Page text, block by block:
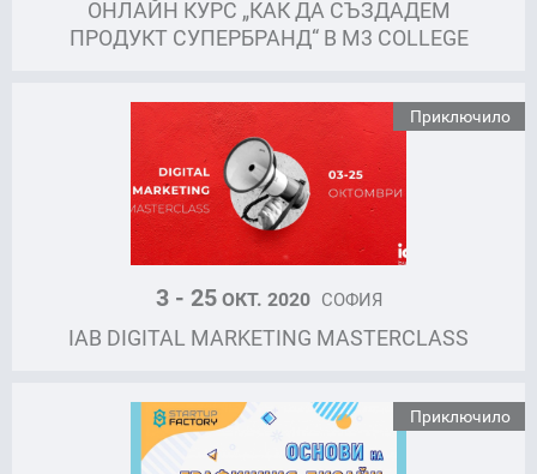
ОНЛАЙН КУРС „КАК ДА СЪЗДАДЕМ
ПРОДУКТ СУПЕРБРАНД“ В M3 COLLEGE
Приключило
3 - 25ОКТ. 2020 СОФИЯ
IAB DIGITAL MARKETING MASTERCLASS
Приключило